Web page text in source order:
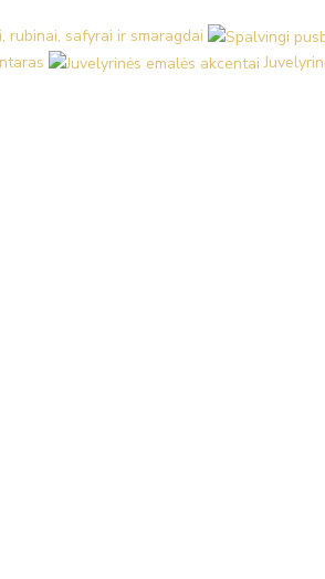
rubinai, safyrai ir smaragdai